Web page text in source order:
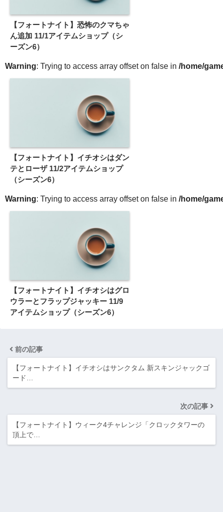
【フォートナイト】恐怖のクマちゃ
ん追加 11/1アイテムショップ（シ
ーズン6）
Warning: Trying to access array offset on false in /home/
【フォートナイト】イチオシはダン
テとローザ 11/2アイテムショップ
（シーズン6）
Warning: Trying to access array offset on false in /home/
【フォートナイト】イチオシはグロ
ウラーとフラップジャッキー 11/9
アイテムショップ（シーズン6）
前の記事
【フォートナイト】イチオシはサンクタム 新スキンジャックゴ
ード…
次の記事
【フォートナイト】ウィーク4チャレンジ「クロックタワーの
頂上で…